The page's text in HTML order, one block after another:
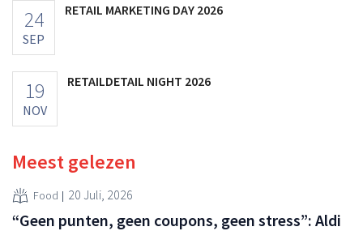
24
SEP
RETAIL MARKETING DAY 2026
19
NOV
RETAILDETAIL NIGHT 2026
Meest gelezen
Food 20 Juli, 2026
“Geen punten, geen coupons, geen stress”: Aldi